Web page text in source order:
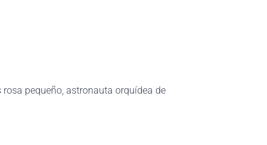
pequeño, astronauta orquídea de